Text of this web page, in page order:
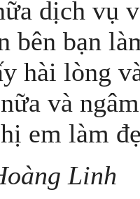
dịch vụ
bên bạn
hài lòng
và
em làm
Linh